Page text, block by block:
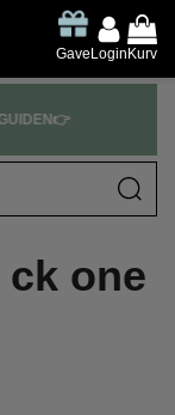
GaveLoginKurv
ck one